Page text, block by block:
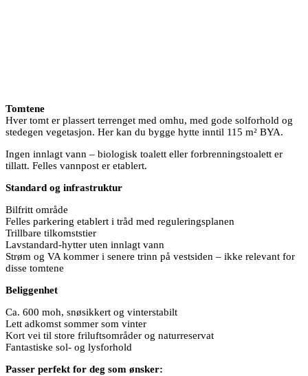
Tomtene
Hver tomt er plassert terrenget med omhu, med gode solforhold og
stedegen vegetasjon. Her kan du bygge hytte inntil 115 m² BYA.
Ingen innlagt vann – biologisk toalett eller forbrenningstoalett er
tillatt. Felles vannpost er etablert.
Standard og infrastruktur
Bilfritt område
Felles parkering etablert i tråd med reguleringsplanen
Trillbare tilkomststier
Lavstandard-hytter uten innlagt vann
Strøm og VA kommer i senere trinn på vestsiden – ikke relevant for
disse tomtene
Beliggenhet
Ca. 600 moh, snøsikkert og vinterstabilt
Lett adkomst sommer som vinter
Kort vei til store friluftsområder og naturreservat
Fantastiske sol- og lysforhold
Passer perfekt for deg som ønsker: